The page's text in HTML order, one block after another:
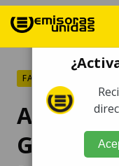
FARÁNDULA
Audio
Gabriel